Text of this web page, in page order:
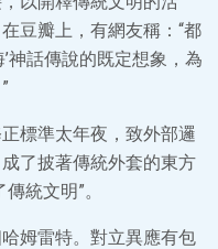
豆瓣上，有網友稱：“都
神話傳說的既定想象，為
標準太年夜，致外部邏
了披著傳統外套的東方
統文明”。
姆雷特。對立異應有包